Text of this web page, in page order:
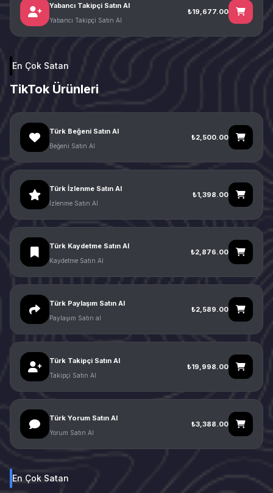
Yabancı Takipçi Satın Al
Yabancı Takipçi Satın Al
₺19,677.00
En Çok Satan
TikTok Ürünleri
Türk Beğeni Satın Al
Beğeni Satın Al
₺2,500.00
Türk İzlenme Satın Al
İzlenme Satın Al
₺1,398.00
Türk Kaydetme Satın Al
Kaydetme Satın Al
₺2,876.00
Türk Paylaşım Satın Al
Paylaşım Satın al
₺2,589.00
Türk Takipçi Satın Al
Takipçi Satın Al
₺19,998.00
Türk Yorum Satın Al
Yorum Satın Al
₺3,388.00
En Çok Satan